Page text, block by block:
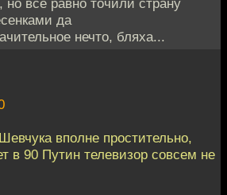
но всё равно точили страну
да
нечто, бляха...
вполне простительно,
в 90 Путин телевизор совсем не